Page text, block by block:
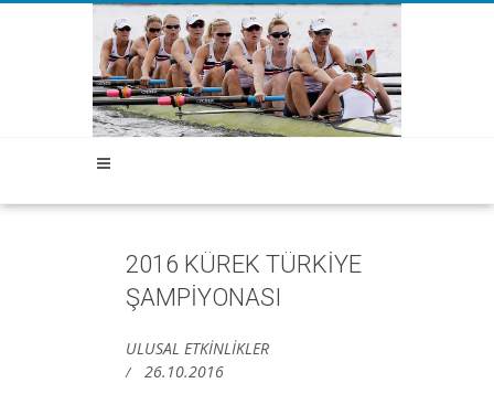
2016 KÜREK TÜRKİYE
ŞAMPİYONASI
ULUSAL ETKİNLİKLER
26.10.2016